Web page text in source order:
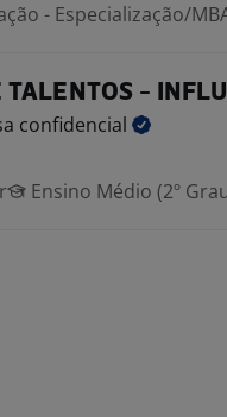
- Especialização/
TALENTOS -
confidencial
Ensino Médio (2º